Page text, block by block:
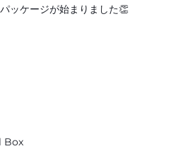
ッケージが始まりました👏
Box